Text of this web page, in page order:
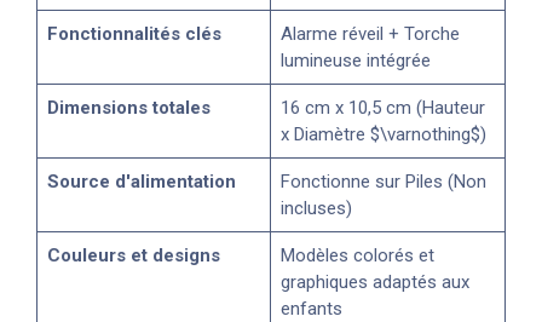
Fonctionnalités clés
Alarme réveil + Torche
lumineuse intégrée
Dimensions totales
16 cm x 10,5 cm (Hauteur
x Diamètre $\varnothing$)
Source d'alimentation
Fonctionne sur Piles (Non
incluses)
Couleurs et designs
Modèles colorés et
graphiques adaptés aux
enfants